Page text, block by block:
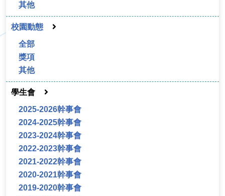
其他
校園動態
全部
獎項
其他
學生會
2025-2026幹事會
2024-2025幹事會
2023-2024幹事會
2022-2023幹事會
2021-2022幹事會
2020-2021幹事會
2019-2020幹事會